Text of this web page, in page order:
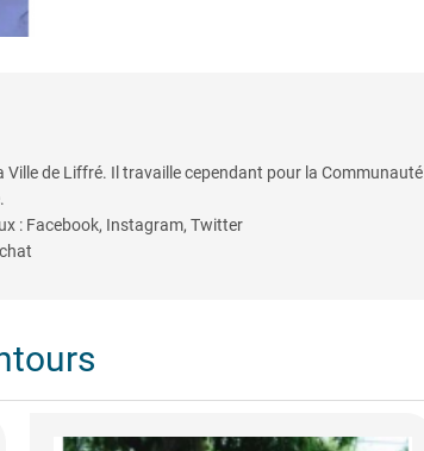
Ville de Liffré. Il travaille cependant pour la Communauté
: Facebook, Instagram, Twitter